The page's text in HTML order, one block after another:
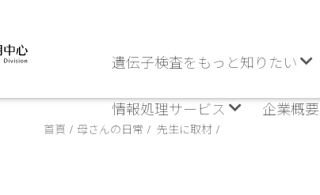
遺伝子検査をもっと知りたい
情報処理サービス 企業概要
首頁 母さんの日常 先生に取材